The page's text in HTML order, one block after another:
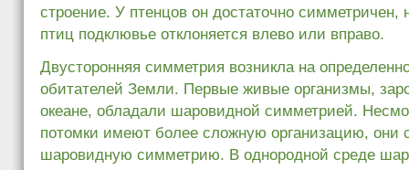
строение. У птенцов он достаточно симметричен,
птиц подклювье отклоняется влево или вправо.
Двусторонняя симметрия возникла на
обитателей Земли. Первые живые организмы,
океане, обладали шаровидной симметрией.
потомки имеют более сложную организацию, они
шаровидную симметрию. В однородной среде